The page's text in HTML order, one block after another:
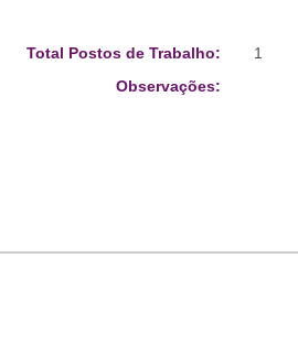
Total Postos de Trabalho:
1
Observações: